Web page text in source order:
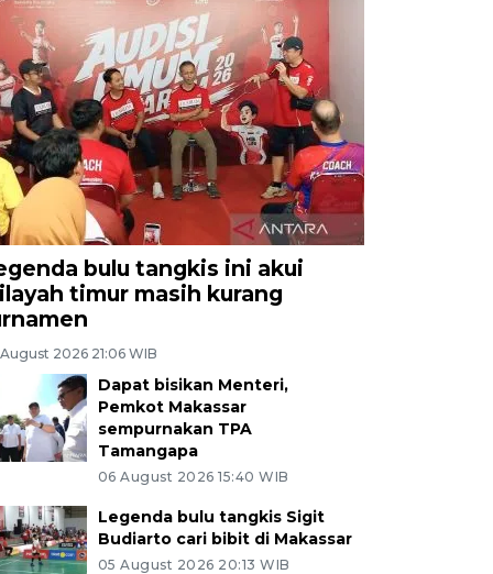
bulu tangkis ini akui
timur masih kurang
2026 21:06 WIB
Dapat bisikan Menteri,
Pemkot Makassar
sempurnakan TPA
Tamangapa
06 August 2026 15:40 WIB
Legenda bulu tangkis Sigit
Budiarto cari bibit di Makassar
05 August 2026 20:13 WIB